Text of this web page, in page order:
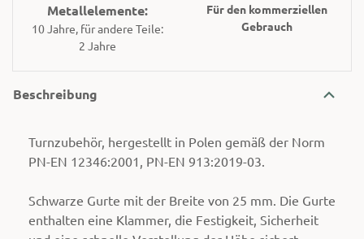
Metallelemente:
10 Jahre, für andere Teile:
2 Jahre
Für den kommerziellen
Gebrauch
Beschreibung
Turnzubehör, hergestellt in Polen gemäß der Norm
PN-EN 12346:2001, PN-EN 913:2019-03.
Schwarze Gurte mit der Breite von 25 mm. Die Gurte
enthalten eine Klammer, die Festigkeit, Sicherheit